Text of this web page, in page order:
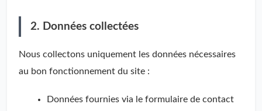
2. Données collectées
Nous collectons uniquement les données nécessaires
au bon fonctionnement du site :
Données fournies via le formulaire de contact